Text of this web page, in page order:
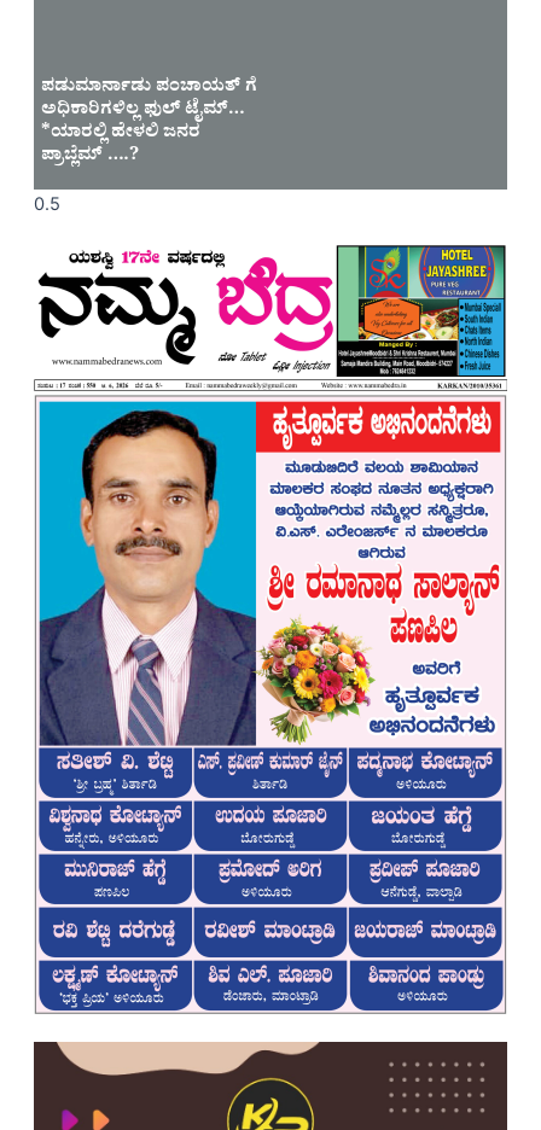
ಪಡುಮಾರ್ನಾಡು ಪಂಚಾಯತ್ ಗೆ
ಅಧಿಕಾರಿಗಳಿಲ್ಲ ಫುಲ್ ಟೈಮ್…
*ಯಾರಲ್ಲಿ ಹೇಳಲಿ ಜನರ
ಪ್ರಾಬ್ಲೆಮ್ ….?